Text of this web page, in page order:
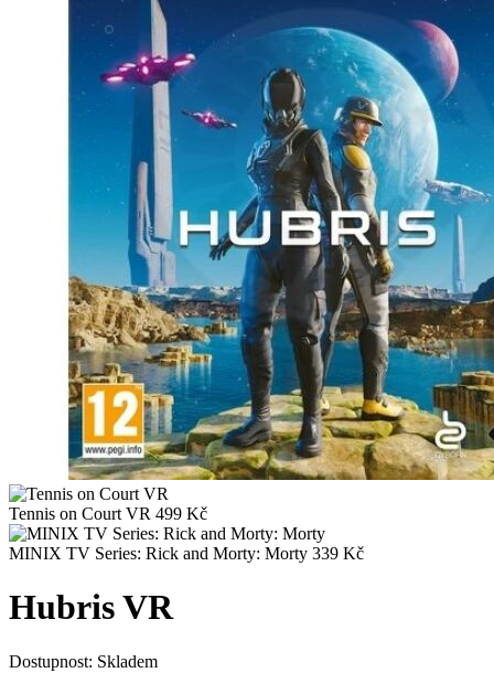
Tennis on Court VR 499 Kč
MINIX TV Series: Rick and Morty: Morty 339 Kč
Hubris VR
Dostupnost: Skladem